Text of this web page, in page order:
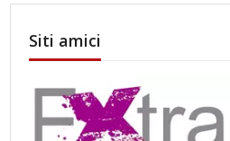
Siti amici